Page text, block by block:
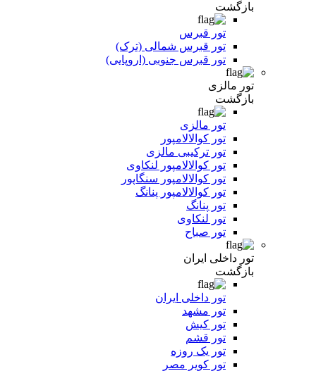
بازگشت
تور قبرس
تور قبرس شمالی (ترک)
تور قبرس جنوبی (اروپایی)
تور مالزی
بازگشت
تور مالزی
تور کوالالامپور
تور ترکیبی مالزی
تور کوالالامپور لنکاوی
تور کوالالامپور سنگاپور
تور کوالالامپور پنانگ
تور پنانگ
تور لنکاوی
تور صباح
تور داخلی ایران
بازگشت
تور داخلی ایران
تور مشهد
تور کیش
تور قشم
تور یک روزه
تور کویر مصر